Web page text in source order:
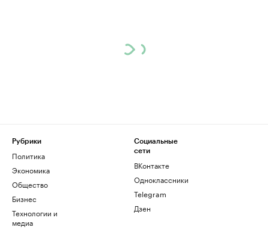
Рубрики
Политика
Экономика
Общество
Бизнес
Технологии и
медиа
Социальные
сети
ВКонтакте
Одноклассники
Telegram
Дзен